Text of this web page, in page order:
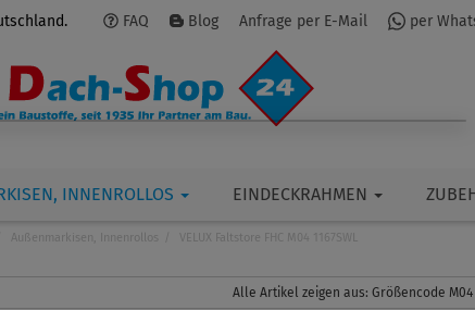
FAQ Blog Anfrage per E-Mail per
INNENROLLOS EINDECKRAHMEN
Außenmarkisen, Innenrollos VELUX Faltstore FHC M04 1167SWL
Alle Artikel zeigen aus: Größencode M04